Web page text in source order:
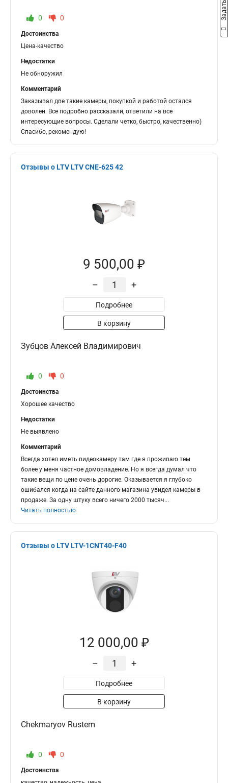
0 0
Достоинства
Цена-качество
Недостатки
Не обноружил
Комментарий
Заказывал две такие камеры, покупкой и работой остался
доволен. Все подробно рассказали, ответили на все
интересующие вопросы. Сделали четко, быстро, качественно)
Спасибо, рекомендую!
Отзывы о LTV LTV CNE-625 42
9 500,00 ₽
– +
Подробнее
В корзину
Зубцов Алексей Владимирович
0 0
Достоинства
Хорошее качество
Недостатки
Не выявлено
Комментарий
Всегда хотел иметь видеокамеру там где я проживаю тем
более у меня частное домовладение. Но я всегда думал что
такие вещи по цене очень дорогие. Оказывается я глубоко
ошибался когда на сайте данного магазина увидел камеры в
продаже. За одну штуку всего ничего 2000 тысяч...
Читать полностью
Отзывы о LTV LTV-1CNT40-F40
12 000,00 ₽
– +
Подробнее
В корзину
Chekmaryov Rustem
0 0
Достоинства